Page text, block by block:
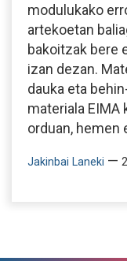
modulukako
artekoetan
bakoitzak bere
izan dezan.
dauka eta
materiala EIMA
orduan, hemen
Jakinbai Laneki —